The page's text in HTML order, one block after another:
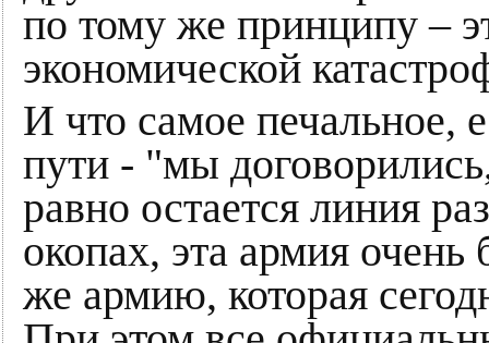
по тому же принципу –
экономической
И что самое печальное,
пути - "мы
равно остается линия
окопах, эта армия
же армию, которая